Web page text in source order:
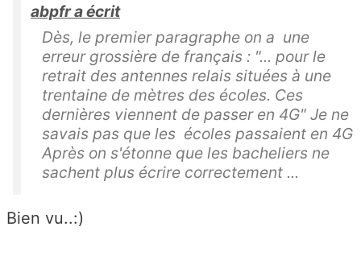
abpfr a écrit
Dès, le premier paragraphe on a une
erreur grossière de français : "... pour le
retrait des antennes relais situées à une
trentaine de mètres des écoles. Ces
dernières viennent de passer en 4G" Je ne
savais pas que les écoles passaient en 4G
Après on s'étonne que les bacheliers ne
sachent plus écrire correctement ...
Bien vu..:)